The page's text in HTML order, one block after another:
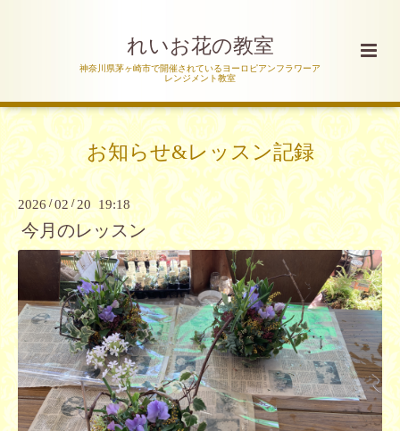
れいお花の教室
神奈川県茅ヶ崎市で開催されているヨーロピアンフラワーア
レンジメント教室
お知らせ&レッスン記録
2026/02 /20 19:18
今月のレッスン